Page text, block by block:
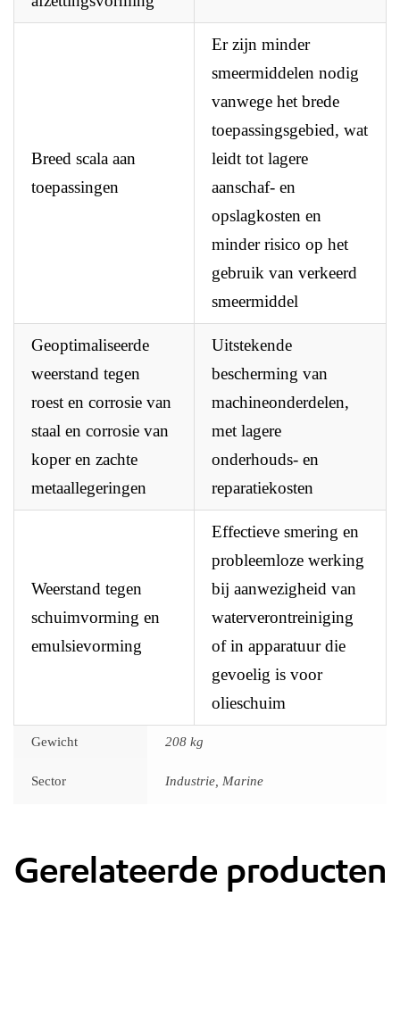
Breed scala aan
toepassingen
Er zijn minder
smeermiddelen nodig
vanwege het brede
toepassingsgebied, wat
leidt tot lagere
aanschaf- en
opslagkosten en
minder risico op het
gebruik van verkeerd
smeermiddel
Geoptimaliseerde
weerstand tegen
roest en corrosie van
staal en corrosie van
koper en zachte
metaallegeringen
Uitstekende
bescherming van
machineonderdelen,
met lagere
onderhouds- en
reparatiekosten
Weerstand tegen
schuimvorming en
emulsievorming
Effectieve smering en
probleemloze werking
bij aanwezigheid van
waterverontreiniging
of in apparatuur die
gevoelig is voor
olieschuim
Gewicht 208 kg
Sector Industrie, Marine
Gerelateerde producten